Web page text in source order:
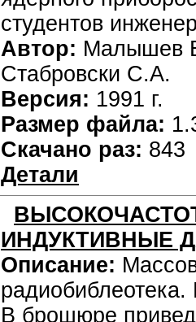
студентов
Автор: Малышев
Стабровски С.А.
Версия: 1991 г.
Размер файла:
Скачано раз: 843
Детали
ИНДУКТИВНЫЕ
Описание:
В брошюре